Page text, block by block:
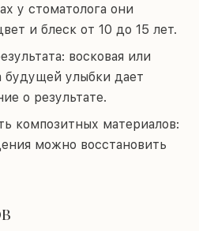
у стоматолога они
и блеск от 10 до 15 лет.
восковая или
будущей улыбки дает
о результате.
композитных материалов:
можно восстановить